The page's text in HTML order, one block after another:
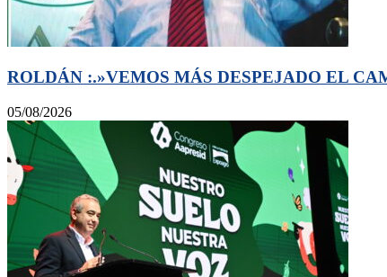
ROLDÁN :.»VEMOS MÁS DESPEJADO EL
05/08/2026